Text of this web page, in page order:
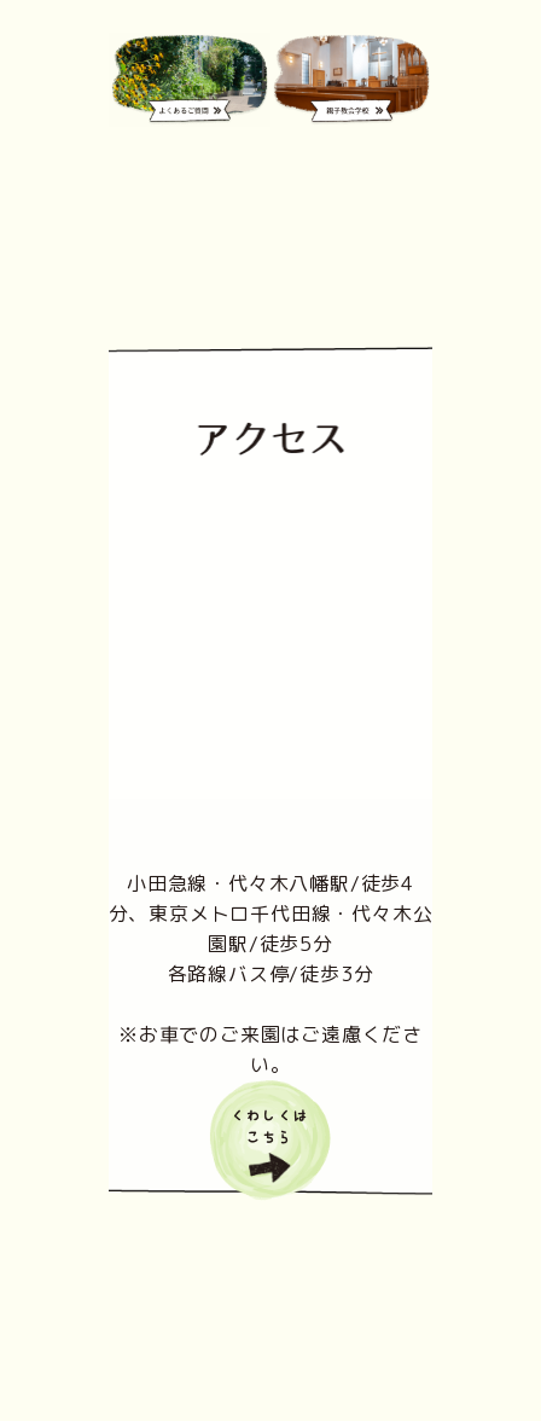
小田急線・代々木八幡駅/徒歩4
分、東京メトロ千代田線・代々木公
園駅/徒歩5分
各路線バス停/徒歩3分
※お車でのご来園はご遠慮くださ
い。